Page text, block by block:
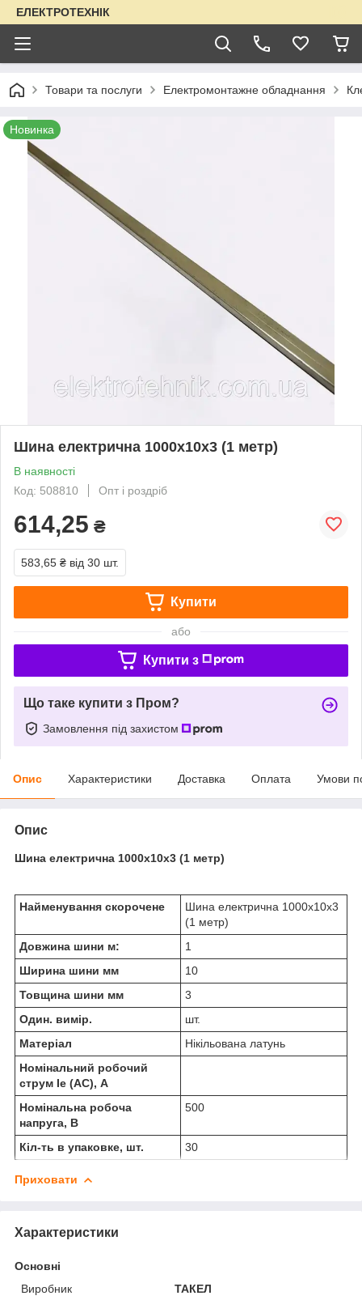
ЕЛЕКТРОТЕХНІК
Товари та послуги Електромонтажне обладнання
Новинка
Шина електрична 1000х10х3 (1 метр)
В наявності
Код: 508810
Опт і роздріб
614,25 ₴
583,65 ₴ від 30 шт.
Купити
або
Купити з
Що таке купити з Пром?
Замовлення під захистом
Опис Характеристики Доставка Оплата Умови
Опис
Шина електрична 1000х10х3 (1 метр)
Найменування скорочене
Шина електрична 1000х10х3
(1 метр)
Довжина шини м:
1
Ширина шини мм
10
Товщина шини мм
3
Один. вимір.
шт.
Матеріал
Нікільована латунь
Номінальний робочий
струм Ie (AC), А
Номінальна робоча
напруга, В
500
Кіл-ть в упаковке, шт. 30
Приховати
Характеристики
Основні
Виробник
ТАКЕЛ